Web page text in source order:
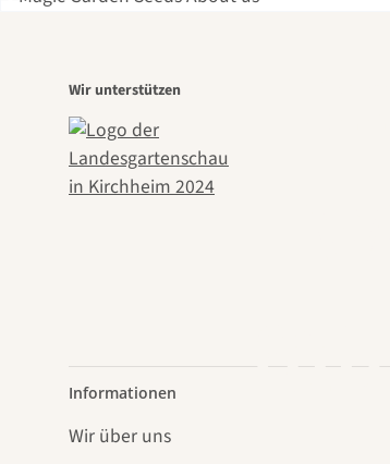
Wir unterstützen
Informationen
Wir über uns